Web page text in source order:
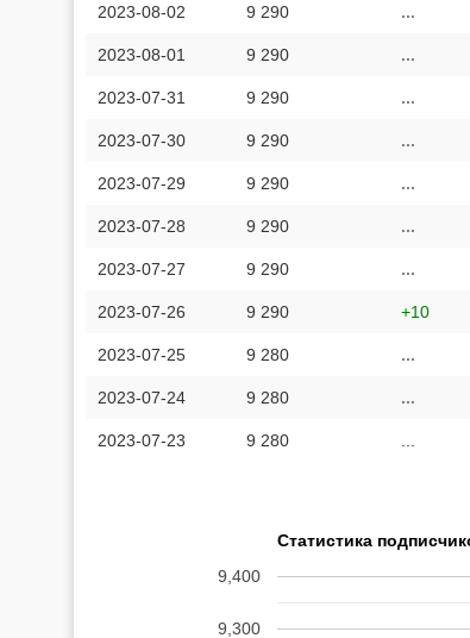
2023-08-02 9 290 ...
2023-08-01 9 290 ...
2023-07-31 9 290 ...
2023-07-30 9 290 ...
2023-07-29 9 290 ...
2023-07-28 9 290 ...
2023-07-27 9 290 ...
2023-07-26 9 290 +10
2023-07-25 9 280 ...
2023-07-24 9 280 ...
2023-07-23 9 280
Статистика
9,300
9,400